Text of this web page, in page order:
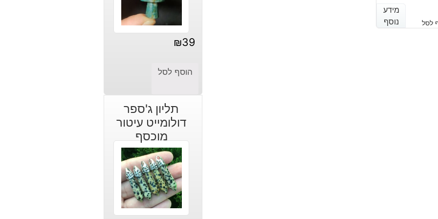
מידע
נוסף
לסל
מידע
נוסף
₪39
הוסף לסל
תליון ג'ספר
דולומייט עיטור
מוכסף